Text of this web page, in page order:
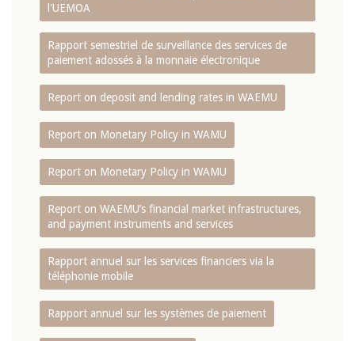
l'UEMOA
Rapport semestriel de surveillance des services de
paiement adossés à la monnaie électronique
Report on deposit and lending rates in WAEMU
Report on Monetary Policy in WAMU
Report on Monetary Policy in WAMU
Report on WAEMU’s financial market infrastructures,
and payment instruments and services
Rapport annuel sur les services financiers via la
téléphonie mobile
Rapport annuel sur les systèmes de paiement